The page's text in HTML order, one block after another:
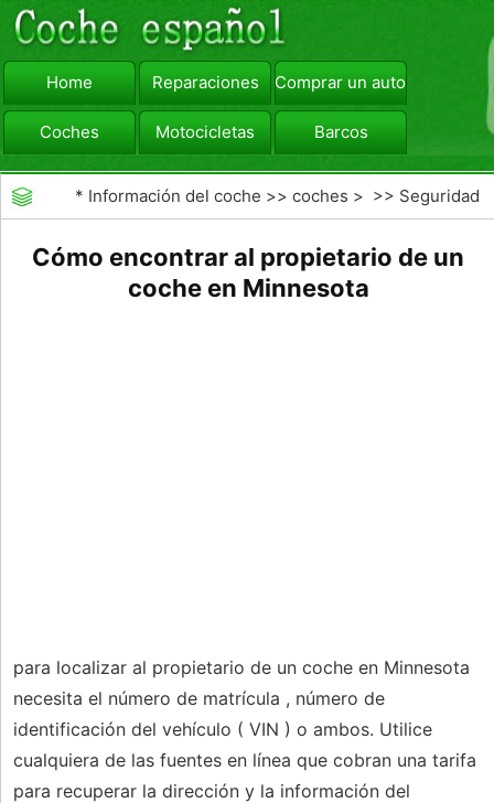
Home Reparaciones Comprar un automóvil
Coches Motocicletas Barcos
viajar Camiones
* Información del coche >>coches > >> Seguridad
Cómo encontrar al propietario de un
coche en Minnesota
para localizar al propietario de un coche en Minnesota
necesita el número de matrícula , número de
identificación del vehículo ( VIN ) o ambos. Utilice
cualquiera de las fuentes en línea que cobran una tarifa
para recuperar la dirección y la información del